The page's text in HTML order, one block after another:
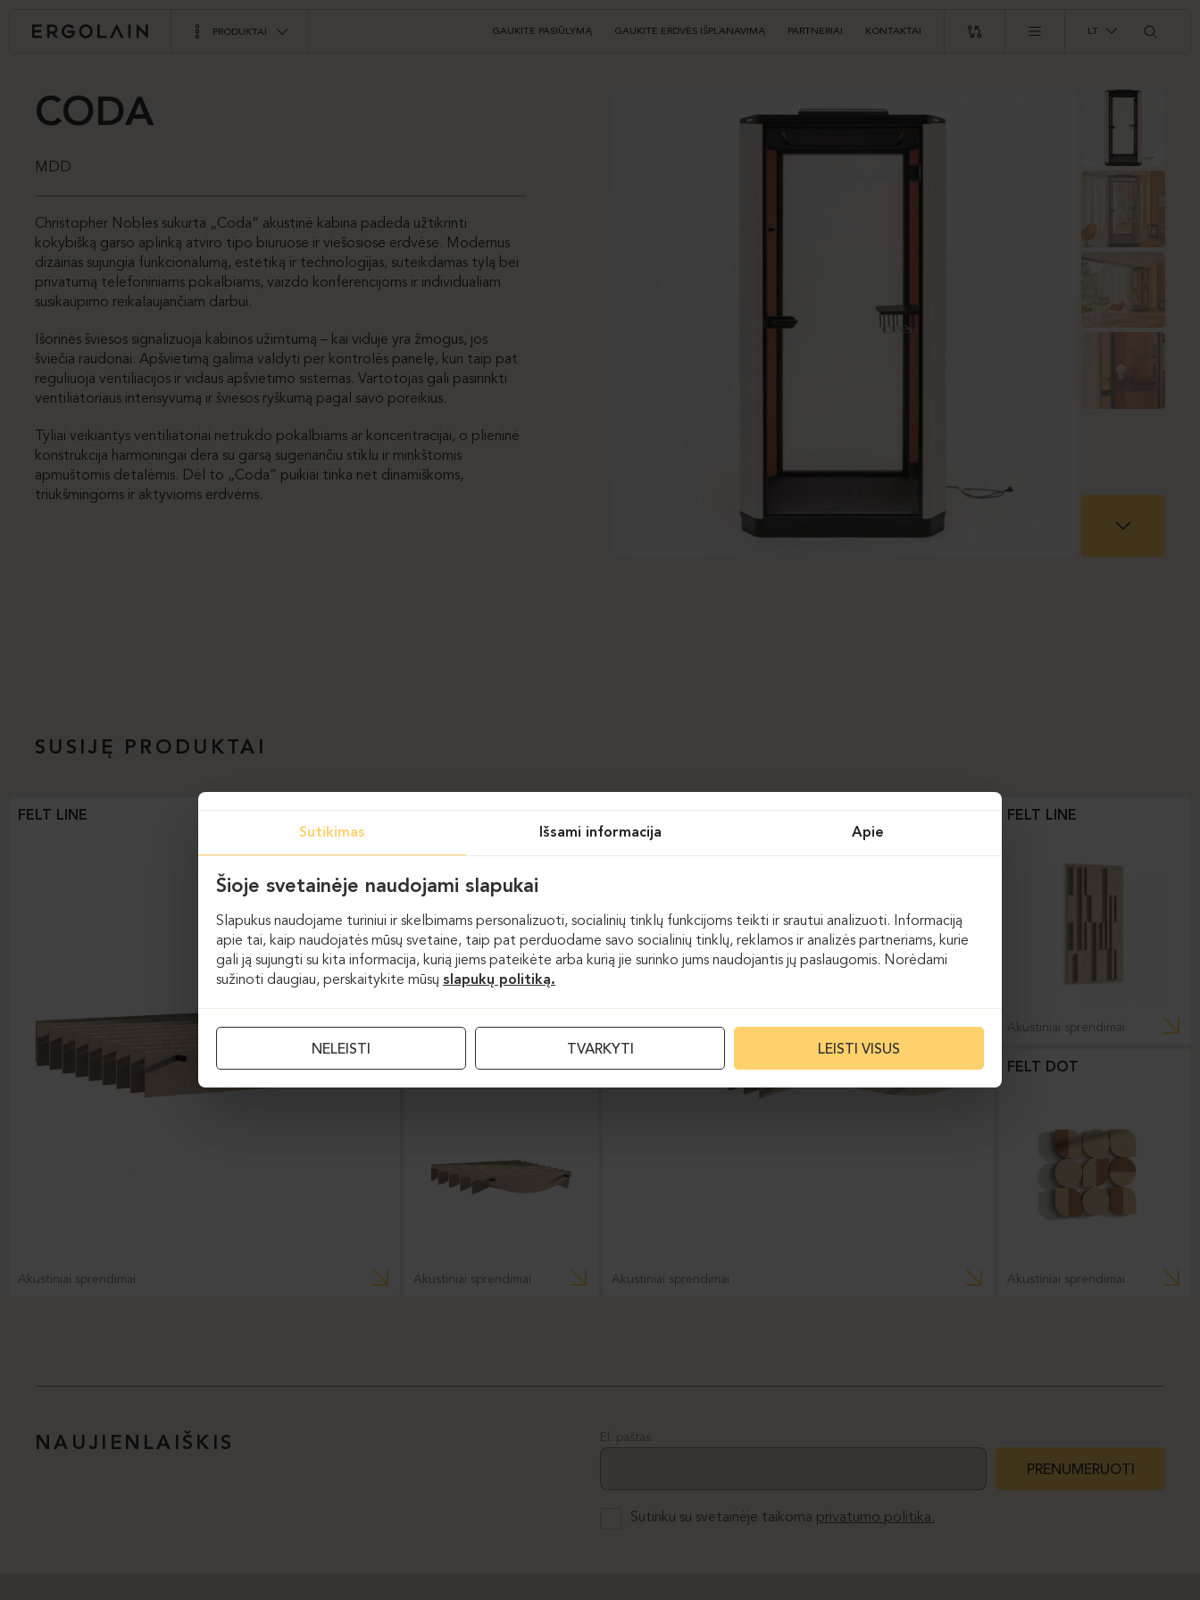
PRODUKTAI GAUKITE PASIŪLYMĄ GAUKITE ERDVĖS IŠPLANAVIMĄ PARTNERIAI KONTAKTAI LT
CODA
MDD
Christopher Nobles sukurta „Coda“ akustinė kabina padeda užtikrinti
kokybišką garso aplinką atviro tipo biuruose ir viešosiose erdvėse. Modernus
dizainas sujungia funkcionalumą, estetiką ir technologijas, suteikdamas tylą bei
privatumą telefoniniams pokalbiams, vaizdo konferencijoms ir individualiam
susikaupimo reikalaujančiam darbui.
Išorinės šviesos signalizuoja kabinos užimtumą – kai viduje yra žmogus, jos
šviečia raudonai. Apšvietimą galima valdyti per kontrolės panelę, kuri taip pat
reguliuoja ventiliacijos ir vidaus apšvietimo sistemas. Vartotojas gali pasirinkti
ventiliatoriaus intensyvumą ir šviesos ryškumą pagal savo poreikius.
Tyliai veikiantys ventiliatoriai netrukdo pokalbiams ar koncentracijai, o plieninė
konstrukcija harmoningai dera su garsą sugeriančiu stiklu ir minkštomis
apmuštomis detalėmis. Dėl to „Coda“ puikiai tinka net dinamiškoms,
triukšmingoms ir aktyvioms erdvėms.
SUSIJĘ PRODUKTAI
FELT LINE
Akustiniai sprendimai
Akustiniai sprendimai
FELT DOT
Akustiniai sprendimai Akustiniai sprendimai
FELT LINE
Akustiniai sprendimai
FELT DOT
Akustiniai sprendimai
NAUJIENLAIŠKIS El. paštas
Sutinku su svetainėje taikoma privatumo politika.
PRENUMERUOTI
Sutikimas Išsami informacija Apie
Šioje svetainėje naudojami slapukai
Slapukus naudojame turiniui ir skelbimams personalizuoti, socialinių tinklų funkcijoms teikti ir srautui analizuoti. Informaciją
apie tai, kaip naudojatės mūsų svetaine, taip pat perduodame savo socialinių tinklų, reklamos ir analizės partneriams, kurie
gali ją sujungti su kita informacija, kurią jiems pateikėte arba kurią jie surinko jums naudojantis jų paslaugomis. Norėdami
sužinoti daugiau, perskaitykite mūsų slapukų politiką.
NELEISTI TVARKYTI LEISTI VISUS